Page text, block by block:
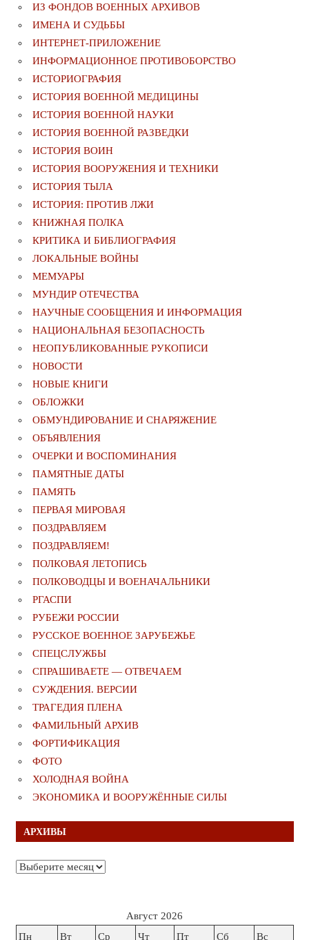
ИЗ ФОНДОВ ВОЕННЫХ АРХИВОВ
ИМЕНА И СУДЬБЫ
ИНТЕРНЕТ-ПРИЛОЖЕНИЕ
ИНФОРМАЦИОННОЕ ПРОТИВОБОРСТВО
ИСТОРИОГРАФИЯ
ИСТОРИЯ ВОЕННОЙ МЕДИЦИНЫ
ИСТОРИЯ ВОЕННОЙ НАУКИ
ИСТОРИЯ ВОЕННОЙ РАЗВЕДКИ
ИСТОРИЯ ВОИН
ИСТОРИЯ ВООРУЖЕНИЯ И ТЕХНИКИ
ИСТОРИЯ ТЫЛА
ИСТОРИЯ: ПРОТИВ ЛЖИ
КНИЖНАЯ ПОЛКА
КРИТИКА И БИБЛИОГРАФИЯ
ЛОКАЛЬНЫЕ ВОЙНЫ
МЕМУАРЫ
МУНДИР ОТЕЧЕСТВА
НАУЧНЫЕ СООБЩЕНИЯ И ИНФОРМАЦИЯ
НАЦИОНАЛЬНАЯ БЕЗОПАСНОСТЬ
НЕОПУБЛИКОВАННЫЕ РУКОПИСИ
НОВОСТИ
НОВЫЕ КНИГИ
ОБЛОЖКИ
ОБМУНДИРОВАНИЕ И СНАРЯЖЕНИЕ
ОБЪЯВЛЕНИЯ
ОЧЕРКИ И ВОСПОМИНАНИЯ
ПАМЯТНЫЕ ДАТЫ
ПАМЯТЬ
ПЕРВАЯ МИРОВАЯ
ПОЗДРАВЛЯЕМ
ПОЗДРАВЛЯЕМ!
ПОЛКОВАЯ ЛЕТОПИСЬ
ПОЛКОВОДЦЫ И ВОЕНАЧАЛЬНИКИ
РГАСПИ
РУБЕЖИ РОССИИ
РУССКОЕ ВОЕННОЕ ЗАРУБЕЖЬЕ
СПЕЦСЛУЖБЫ
СПРАШИВАЕТЕ — ОТВЕЧАЕМ
СУЖДЕНИЯ. ВЕРСИИ
ТРАГЕДИЯ ПЛЕНА
ФАМИЛЬНЫЙ АРХИВ
ФОРТИФИКАЦИЯ
ФОТО
ХОЛОДНАЯ ВОЙНА
ЭКОНОМИКА И ВООРУЖЁННЫЕ СИЛЫ
АРХИВЫ
Архивы
Август 2026
Пн
Вт Ср Чт Пт Сб Вс